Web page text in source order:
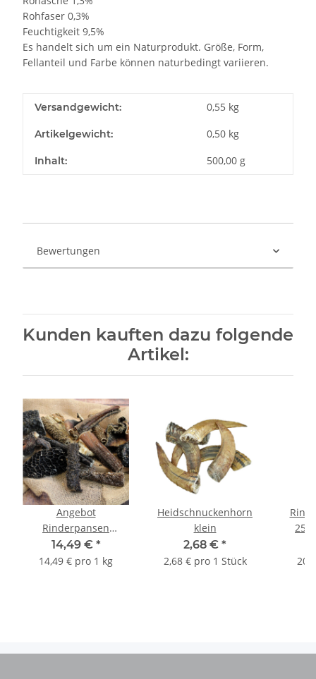
Rohfaser 0,3%
Feuchtigkeit 9,5%
Es handelt sich um ein Naturprodukt. Größe, Form,
Fellanteil und Farbe können naturbedingt variieren.
Versandgewicht: 0,55 kg
Artikelgewicht: 0,50 kg
Inhalt: 500,00 g
Bewertungen
Kunden kauften dazu folgende
Artikel:
Angebot
Rinderpansen
Deutsch 1 kg
getrocknet
14,49 € *
14,49 € pro 1 kg
Heidschnuckenhorn
klein
2,68 € *
2,68 € pro 1 Stück
250